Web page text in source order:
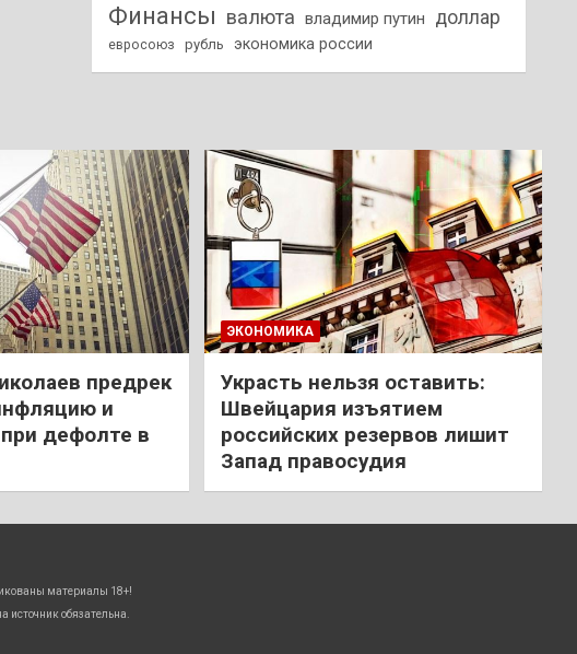
Финансы валюта владимир путин доллар
евросоюз рубль экономика россии
предрек
и
дефолте в
ЭКОНОМИКА
Украсть нельзя оставить:
Швейцария изъятием
российских резервов лишит
Запад правосудия
материалы 18+!
источник обязательна.